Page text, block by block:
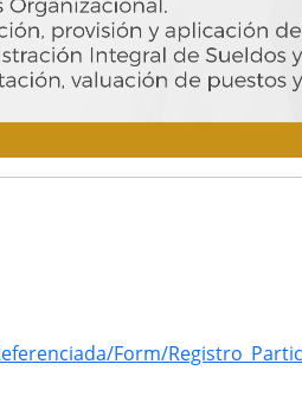
Form/